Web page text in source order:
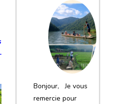
Bonjour, Je vous
remercie pour